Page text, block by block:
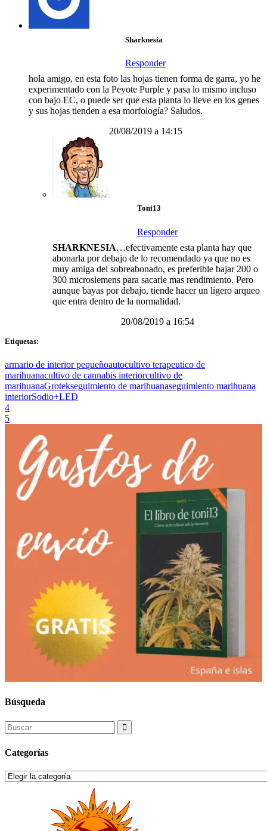
Sharknesia
Responder
hola amigo, en esta foto las hojas tienen forma de garra, yo he
experimentado con la Peyote Purple y pasa lo mismo incluso
con bajo EC, o puede ser que esta planta lo lleve en los genes
y sus hojas tienden a esa morfología? Saludos.
20/08/2019 a 14:15
Toni13
Responder
SHARKNESIA…efectivamente esta planta hay que
abonarla por debajo de lo recomendado ya que no es
muy amiga del sobreabonado, es preferible bajar 200 o
300 microsiemens para sacarle mas rendimiento. Pero
aunque bayas por debajo, tiende hacer un ligero arqueo
que entra dentro de la normalidad.
20/08/2019 a 16:54
Etiquetas:
armario de interior pequeñoautocultivo terapeutico de
marihuanacultivo de cannabis interiorcultivo de
marihuanaGrotekseguimiento de marihuanaseguimiento marihuana
interiorSodio+LED
Búsqueda
Search
for:
Categorías
Categorías